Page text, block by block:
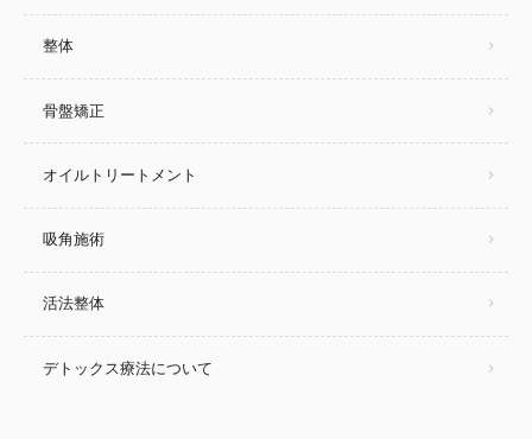
整体
骨盤矯正
オイルトリートメント
吸角施術
活法整体
デトックス療法について